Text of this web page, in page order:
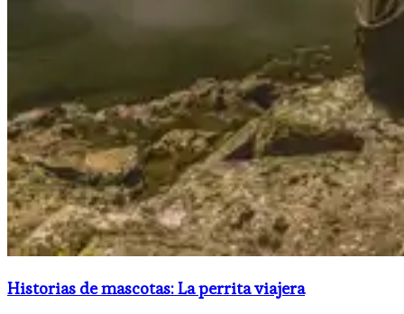
Historias de mascotas: La perrita viajera